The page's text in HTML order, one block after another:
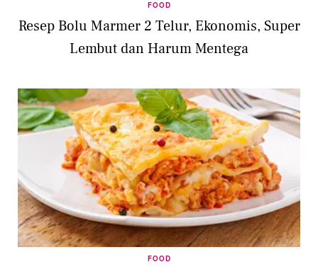
FOOD
Resep Bolu Marmer 2 Telur, Ekonomis, Super
Lembut dan Harum Mentega
FOOD